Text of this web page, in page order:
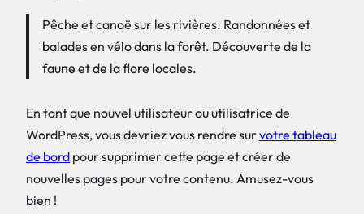
Pêche et canoë sur les rivières. Randonnées et
balades en vélo dans la forêt. Découverte de la
faune et de la flore locales.
En tant que nouvel utilisateur ou utilisatrice de
WordPress, vous devriez vous rendre survotre tableau
de bord pour supprimer cette page et créer de
nouvelles pages pour votre contenu. Amusez-vous
bien !